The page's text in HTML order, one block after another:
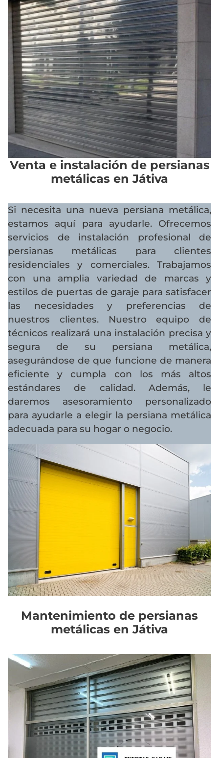
Venta e instalación de persianas
metálicas en Játiva
Si necesita una nueva persiana metálica,
estamos aquí para ayudarle. Ofrecemos
servicios de instalación profesional de
persianas metálicas para clientes
residenciales y comerciales. Trabajamos
con una amplia variedad de marcas y
estilos de puertas de garaje para satisfacer
las necesidades y preferencias de
nuestros clientes. Nuestro equipo de
técnicos realizará una instalación precisa y
segura de su persiana metálica,
asegurándose de que funcione de manera
eficiente y cumpla con los más altos
estándares de calidad. Además, le
daremos asesoramiento personalizado
para ayudarle a elegir la persiana metálica
adecuada para su hogar o negocio.
Mantenimiento de persianas
metálicas en Játiva